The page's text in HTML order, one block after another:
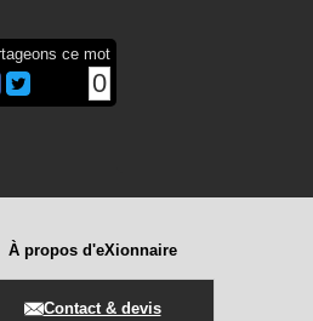
ce mot
0
À propos d'eXionnaire
Contact & devis